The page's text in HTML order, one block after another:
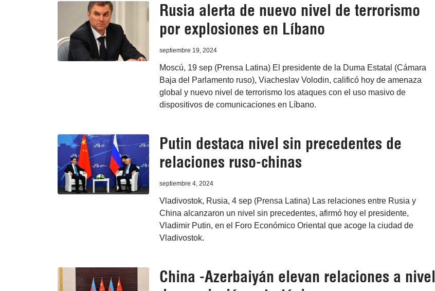
Rusia alerta de nuevo nivel de terrorismo
por explosiones en Líbano
septiembre 19, 2024
Moscú, 19 sep (Prensa Latina) El presidente de la Duma Estatal (Cámara
Baja del Parlamento ruso), Viacheslav Volodin, calificó hoy de amenaza
global y nuevo nivel de terrorismo los ataques con el uso masivo de
dispositivos de comunicaciones en Líbano.
Putin destaca nivel sin precedentes de
relaciones ruso-chinas
septiembre 4, 2024
Vladivostok, Rusia, 4 sep (Prensa Latina) Las relaciones entre Rusia y
China alcanzaron un nivel sin precedentes, afirmó hoy el presidente,
Vladimir Putin, en el Foro Económico Oriental que acoge la ciudad de
Vladivostok.
China -Azerbaiyán elevan relaciones a nivel